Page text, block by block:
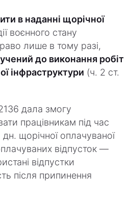
в наданні щорічної
воєнного стану
лише в тому разі,
до виконання робіт
інфраструктури (ч. 2 ст.
дала змогу
працівникам під час
щорічної оплачуваної
відпусток —
відпустки
після припинення